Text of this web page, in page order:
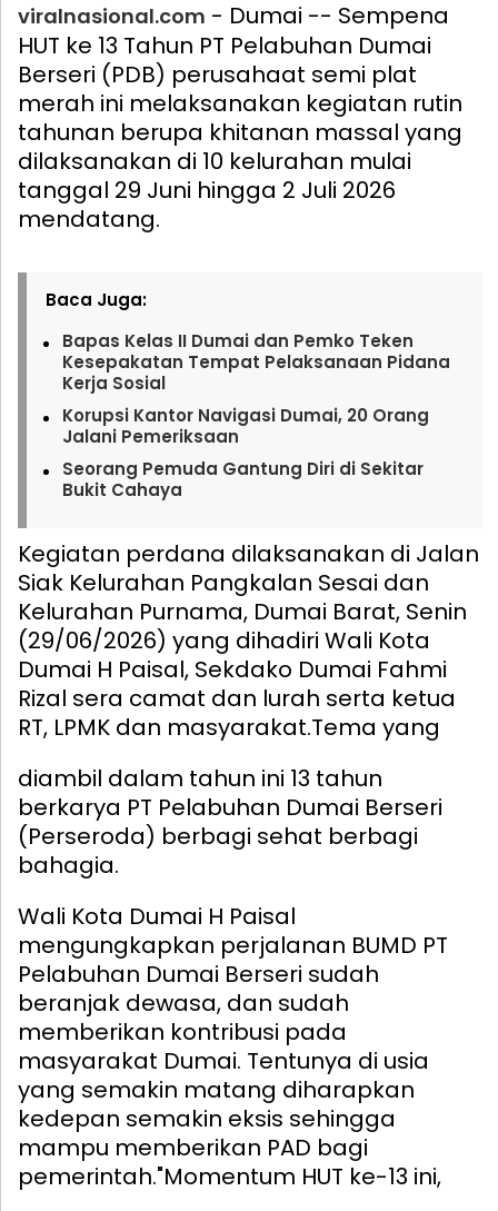
viralnasional.com - Dumai -- Sempena
HUT ke 13 Tahun PT Pelabuhan Dumai
Berseri (PDB) perusahaat semi plat
merah ini melaksanakan kegiatan rutin
tahunan berupa khitanan massal yang
dilaksanakan di 10 kelurahan mulai
tanggal 29 Juni hingga 2 Juli 2026
mendatang.
Baca Juga:
Bapas Kelas II Dumai dan Pemko Teken
Kesepakatan Tempat Pelaksanaan Pidana
Kerja Sosial
Korupsi Kantor Navigasi Dumai, 20 Orang
Jalani Pemeriksaan
Seorang Pemuda Gantung Diri di Sekitar
Bukit Cahaya
Kegiatan perdana dilaksanakan di Jalan
Siak Kelurahan Pangkalan Sesai dan
Kelurahan Purnama, Dumai Barat, Senin
(29/06/2026) yang dihadiri Wali Kota
Dumai H Paisal, Sekdako Dumai Fahmi
Rizal sera camat dan lurah serta ketua
RT, LPMK dan masyarakat.Tema yang
diambil dalam tahun ini 13 tahun
berkarya PT Pelabuhan Dumai Berseri
(Perseroda) berbagi sehat berbagi
bahagia.
Wali Kota Dumai H Paisal
mengungkapkan perjalanan BUMD PT
Pelabuhan Dumai Berseri sudah
beranjak dewasa, dan sudah
memberikan kontribusi pada
masyarakat Dumai. Tentunya di usia
yang semakin matang diharapkan
kedepan semakin eksis sehingga
mampu memberikan PAD bagi
pemerintah."Momentum HUT ke-13 ini,